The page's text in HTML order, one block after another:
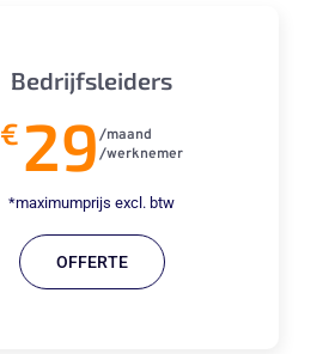
Bedrijfsleiders
€ 29/maand
/werknemer
*maximumprijs excl. btw
OFFERTE